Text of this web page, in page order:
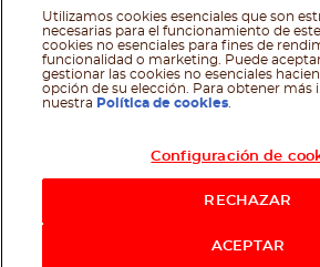
Utilizamos cookies esenciales que son
necesarias para el funcionamiento de
cookies no esenciales para fines de
funcionalidad o marketing. Puede
gestionar las cookies no esenciales
opción de su elección. Para obtener más
nuestra Política de cookies
Configuración de
RECHAZAR
ACEPTAR